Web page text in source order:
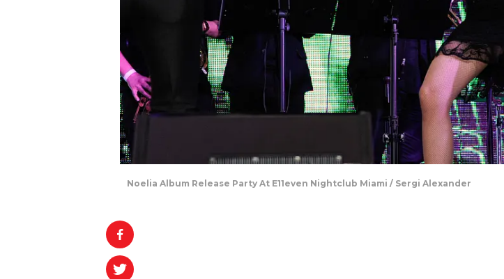
Noelia Album Release Party At E11even Nightclub Miami / Sergi Alexander